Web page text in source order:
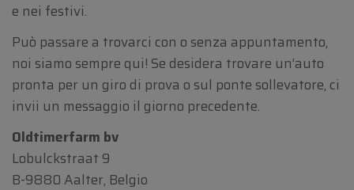
e nei festivi.
Può passare a trovarci con o senza appuntamento,
noi siamo sempre qui! Se desidera trovare un’auto
pronta per un giro di prova o sul ponte sollevatore, ci
invii un messaggio il giorno precedente.
Oldtimerfarm bv
Lobulckstraat 9
B-9880 Aalter, Belgio